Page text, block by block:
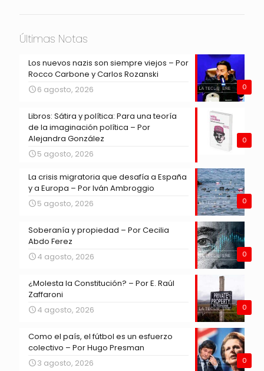
Últimas Notas
0
Los nuevos nazis son siempre viejos – Por
Rocco Carbone y Carlos Rozanski
6 agosto, 2026
0
Libros: Sátira y política: Para una teoría
de la imaginación política – Por
Alejandra González
5 agosto, 2026
0
La crisis migratoria que desafía a España
y a Europa – Por Iván Ambroggio
5 agosto, 2026
0
Soberanía y propiedad – Por Cecilia
Abdo Ferez
4 agosto, 2026
0
¿Molesta la Constitución? – Por E. Raúl
Zaffaroni
4 agosto, 2026
0
Como el país, el fútbol es un esfuerzo
colectivo – Por Hugo Presman
3 agosto, 2026